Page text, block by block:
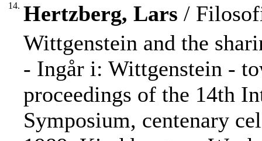
14. Hertzberg, Lars /
Wittgenstein and the
- Ingår i: Wittgenstein -
proceedings of the 14th
Symposium, centenary